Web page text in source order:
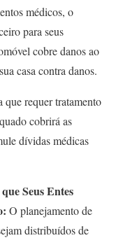
médicos, o
para seus
cobre danos ao
casa contra danos.
que requer tratamento
cobrirá as
dívidas médicas
Seus Entes
O planejamento de
distribuídos de